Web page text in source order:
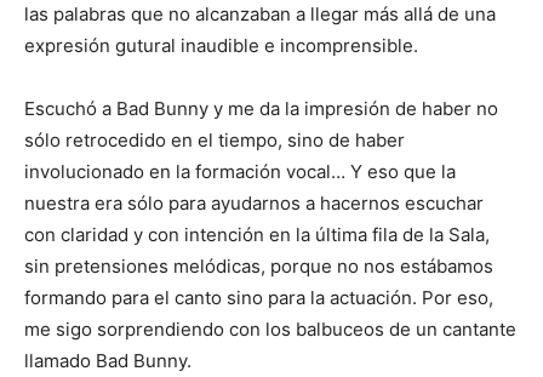
las palabras que no alcanzaban a llegar más allá de una
expresión gutural inaudible e incomprensible.
Escuchó a Bad Bunny y me da la impresión de haber no
sólo retrocedido en el tiempo, sino de haber
involucionado en la formación vocal… Y eso que la
nuestra era sólo para ayudarnos a hacernos escuchar
con claridad y con intención en la última fila de la Sala,
sin pretensiones melódicas, porque no nos estábamos
formando para el canto sino para la actuación. Por eso,
me sigo sorprendiendo con los balbuceos de un cantante
llamado Bad Bunny.